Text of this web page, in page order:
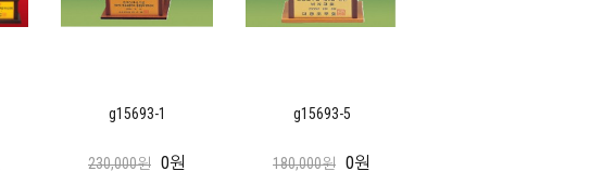
g15693-1
230,000원 0원
g15693-5
180,000원 0원